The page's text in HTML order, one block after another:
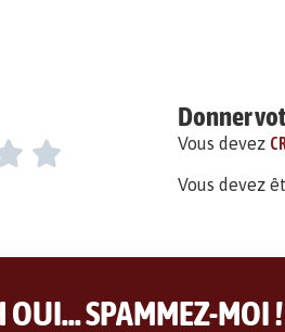
Donner
Vous devez
Vous devez
OUI... SPAMMEZ-MOI !